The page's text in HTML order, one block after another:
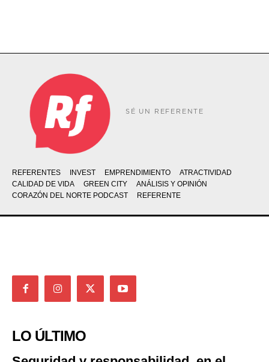
SÉ UN REFERENTE
REFERENTES INVEST EMPRENDIMIENTO
ATRACTIVIDAD
CALIDAD DE VIDA
GREEN CITY
ANÁLISIS Y OPINIÓN
CORAZÓN DEL NORTE PODCAST
REFERENTE
LO ÚLTIMO